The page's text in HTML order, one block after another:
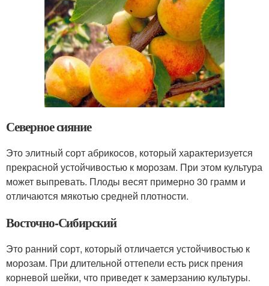
Северное сияние
Это элитный сорт абрикосов, который характеризуется
прекрасной устойчивостью к морозам. При этом культура
может выпревать. Плоды весят примерно 30 грамм и
отличаются мякотью средней плотности.
Восточно-Сибирский
Это ранний сорт, который отличается устойчивостью к
морозам. При длительной оттепели есть риск прения
корневой шейки, что приведет к замерзанию культуры.